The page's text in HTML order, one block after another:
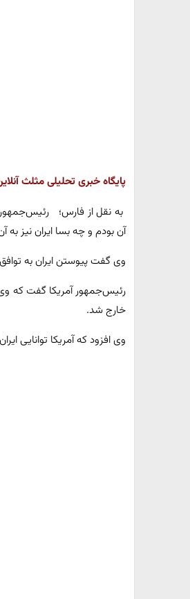
پایگاه خبری تحلیلی مثلث
به نقل از فارس؛ رئیس‌جمهور
آن بودم و چه بسا ایران نیز به
وی گفت پیوستن ایران به
رئیس‌جمهور آمریکا گفت که وی
خارج شد.
وی افزود که آمریکا توانایی